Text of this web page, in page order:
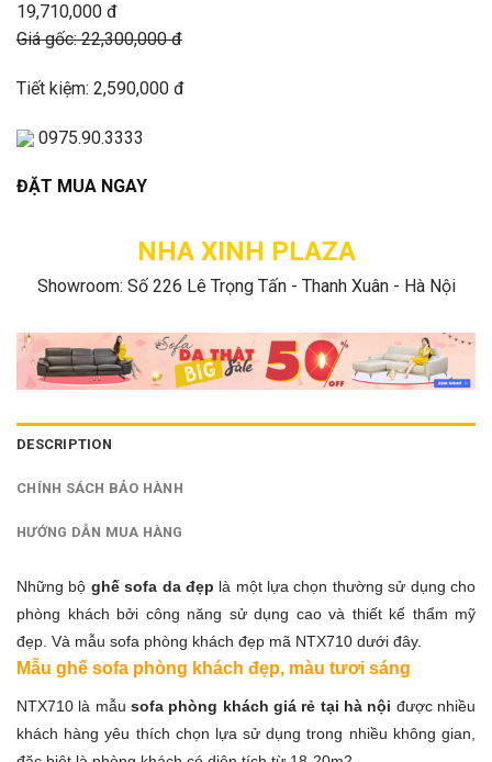
19,710,000 đ
Giá gốc: 22,300,000 đ
Tiết kiệm: 2,590,000 đ
0975.90.3333
ĐẶT MUA NGAY
NHA XINH PLAZA
Showroom: Số 226 Lê Trọng Tấn - Thanh Xuân - Hà Nội
DESCRIPTION
CHÍNH SÁCH BẢO HÀNH
HƯỚNG DẪN MUA HÀNG
Những bộ ghế sofa da đẹp là một lựa chọn thường sử dụng cho
phòng khách bởi công năng sử dụng cao và thiết kế thẩm mỹ
đẹp. Và mẫu sofa phòng khách đẹp mã NTX710 dưới đây.
Mẫu ghế sofa phòng khách đẹp, màu tươi sáng
NTX710 là mẫu sofa phòng khách giá rẻ tại hà nội được nhiều
khách hàng yêu thích chọn lựa sử dụng trong nhiều không gian,